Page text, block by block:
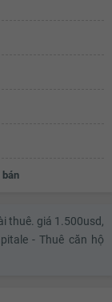
bán
thuê. giá 1.500usd,
- Thuê căn hộ